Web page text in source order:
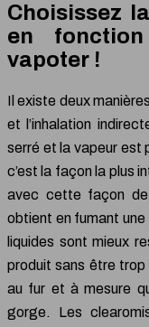
Choisissez
en
vapoter !
Il existe deux
et l’inhalation
serré et la vapeur est
c’est la façon la plus
avec cette façon de
obtient en fumant
liquides sont mieux
produit sans être
au fur et à mesure
gorge. Les